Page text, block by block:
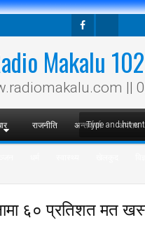
Makalu
||
राजनीति अन्तर्वार्ता अपराध
६० प्रतिशत मत